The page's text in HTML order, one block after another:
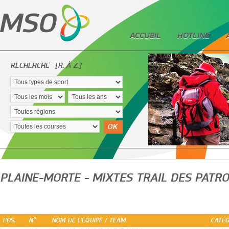
ACCUEIL HOTLINE
RECHERCHE [R. À Z.]
OK
PLAINE-MORTE - MIXTES TRAIL DES
POS. N° NOM DE L'ÉQUIPE / TEAM